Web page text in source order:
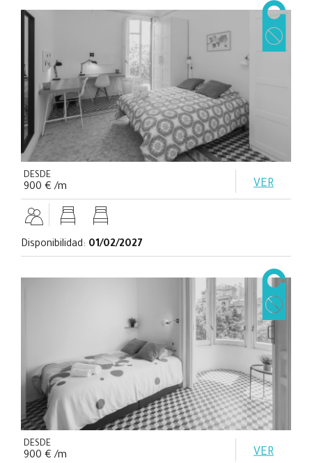
DESDE
900 € /m VER
Disponibilidad: 01/02/2027
DESDE
900 € /m VER